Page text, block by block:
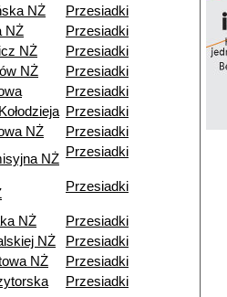
NŻ
Przesiadki
NŻ
Przesiadki
NŻ
Przesiadki
NŻ
Przesiadki
Przesiadki
Przesiadki
NŻ
Przesiadki
NŻ Przesiadki
Przesiadki
NŻ
Przesiadki
NŻ
Przesiadki
NŻ
Przesiadki
Przesiadki